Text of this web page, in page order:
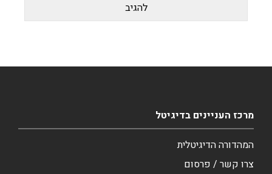
מרכז העניינים בדיגיטל
המהדורה הדיגיטלית
צרו קשר / פרסום